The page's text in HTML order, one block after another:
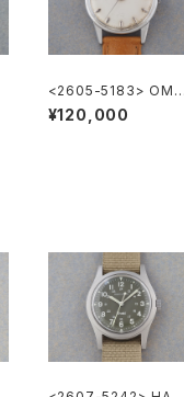
<2605-5183> OME
GA ”Cal.285"
¥120,000